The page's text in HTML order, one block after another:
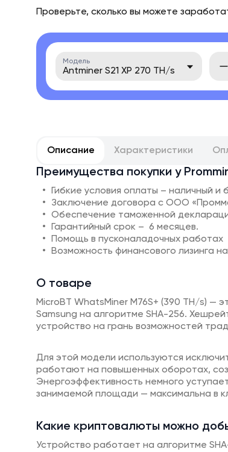
Проверьте, сколько вы можете
Модель
Antminer S21 XP 270 TH/s
Описание Характеристики
Преимущества покупки у
Гибкие условия оплаты – наличный и
Заключение договора с ООО
Обеспечение таможенной
Гарантийный срок – 6 месяцев.
Помощь в пусконаладочных работах
Возможность финансового лизинга
О товаре
MicroBT WhatsMiner M76S+ (390 TH/s) —
Samsung на алгоритме SHA-256.
устройство на грань возможностей
Для этой модели используются
работают на повышенных оборотах,
Энергоэффективность немного
занимаемой площади — максимальна в
Какие криптовалюты можно
Устройство работает на алгоритме